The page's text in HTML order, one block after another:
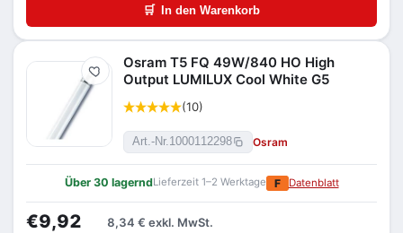
🛒 In den Warenkorb
Merken
Osram T5 FQ 49W/840 HO High
Output LUMILUX Cool White G5
(10)
Art.-Nr.1000112298 Osram
Über 30 lagerndLieferzeit 1–2 Werktage F Datenblatt
€9,92 8,34 € exkl. MwSt.